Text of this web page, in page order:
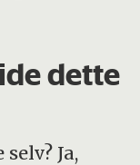
dette
Ja,